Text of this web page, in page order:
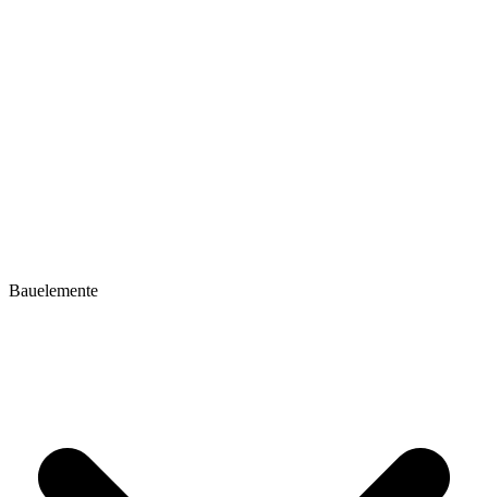
Bauelemente